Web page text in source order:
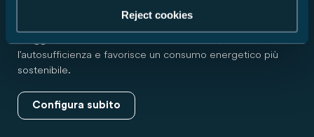
Reject cookies
L'impianto solare opzionale da 100 Watt fornisce energia
supplementare affidabile durante il viaggio. Ciò
l'autosufficienza e favorisce un consumo energetico più
sostenibile.
Configura subito